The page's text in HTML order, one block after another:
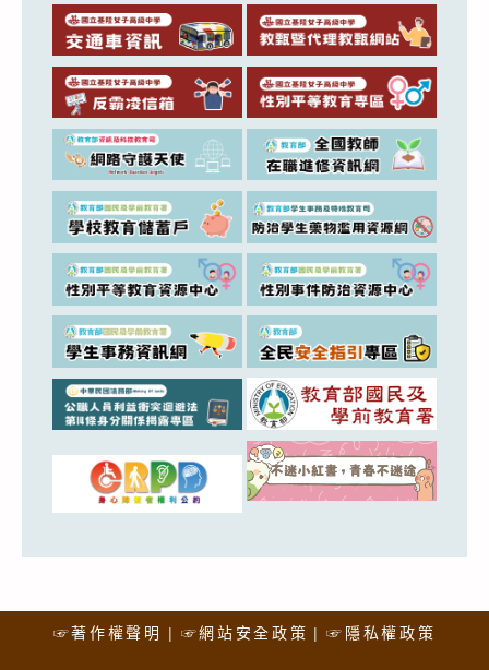
☞著作權聲明 ☞網站安全政策 ☞隱私權政策